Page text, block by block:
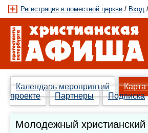
Регистрация в поместной церкви / Вход
Календарь мероприятий Карта
проекте
Партнеры Подписка
Молодежный